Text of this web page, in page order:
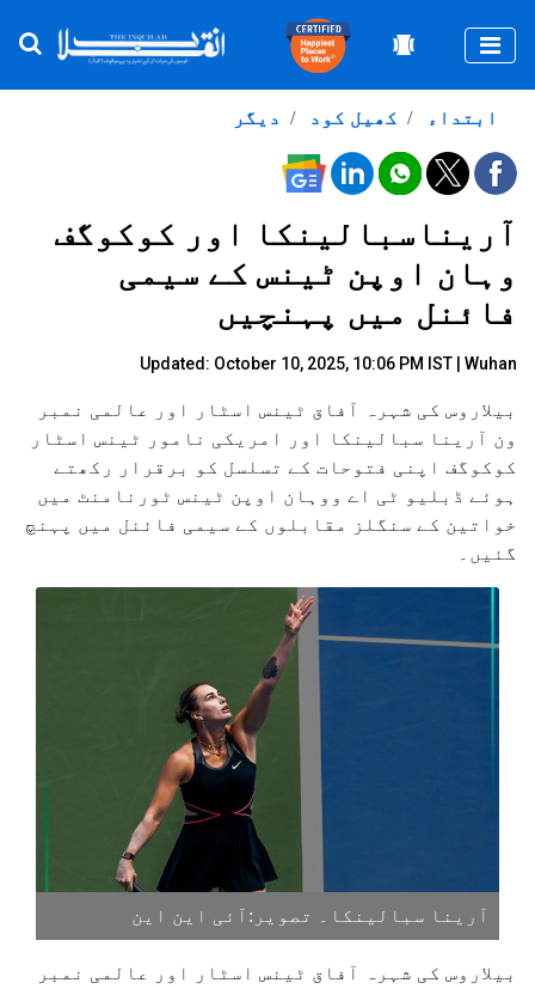
دیگر کھیل کود ابتداء
آریناسبالینکا اور کوکوگف
وہان اوپن ٹینس کے سیمی
فائنل میں پہنچیں
Updated: October 10, 2025, 10:06 PM IST | Wuhan
بیلاروس کی شہرہ آفاق ٹینس اسٹار اور عالمی نمبر
ون آرینا سبالینکا اور امریکی نامور ٹینس اسٹار
کوکوگف اپنی فتوحات کے تسلسل کو برقرار رکھتے
ہوئے ڈبلیو ٹی اے ووہان اوپن ٹینس ٹورنامنٹ میں
خواتین کے سنگلز مقابلوں کے سیمی فائنل میں پہنچ
گئیں۔
آرینا سبالینکا۔ تصویر:آئی این این
بیلاروس کی شہرہ آفاق ٹینس اسٹار اور عالمی نمبر